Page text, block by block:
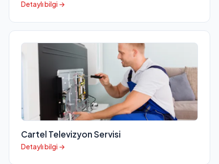
Detaylı bilgi →
Cartel Televizyon Servisi
Detaylı bilgi →